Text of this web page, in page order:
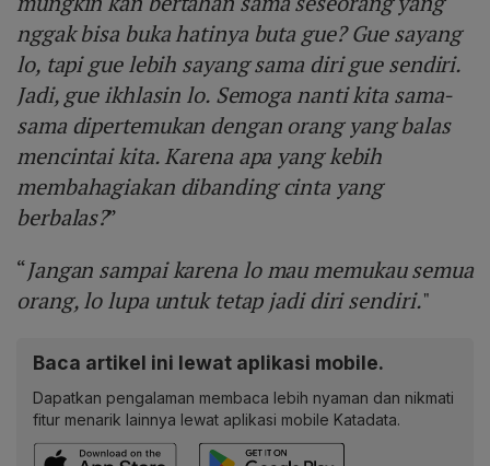
nggak bisa buka hatinya buta gue? Gue sayang
lo, tapi gue lebih sayang sama diri gue sendiri.
Jadi, gue ikhlasin lo. Semoga nanti kita sama-
sama dipertemukan dengan orang yang balas
mencintai kita. Karena apa yang kebih
membahagiakan dibanding cinta yang
berbalas?”
“Jangan sampai karena lo mau memukau semua
orang, lo lupa untuk tetap jadi diri sendiri."
Baca artikel ini lewat aplikasi mobile.
Dapatkan pengalaman membaca lebih nyaman dan nikmati
fitur menarik lainnya lewat aplikasi mobile Katadata.